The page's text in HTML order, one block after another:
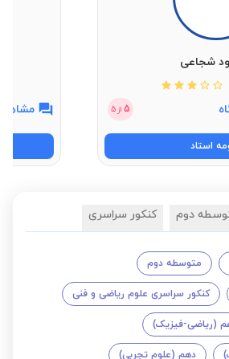
شجاعی
5 از 5
استاد
مشاهده 4
دوم کنکور سراسری
متوسطه دوم
کنکور سراسری علوم ریاضی و فنی
(ریاضی-فیزیک)
دهم (علوم تجربی)